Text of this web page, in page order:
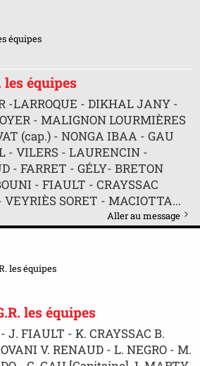
équipes
les équipes
-LARROQUE - DIKHAL JANY -
- MALIGNON LOURMIÈRES
(cap.) - NONGA IBAA - GAU
- VILERS - LAURENCIN -
- FARRET - GÉLY- BRETON
- FIAULT - CRAYSSAC
SORET - MACIOTTA...
Aller au message
les équipes
les équipes
J. FIAULT - K. CRAYSSAC B.
V. RENAUD - L. NEGRO - M.